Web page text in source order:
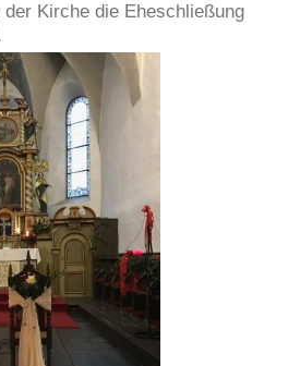
Kirche die Eheschließung